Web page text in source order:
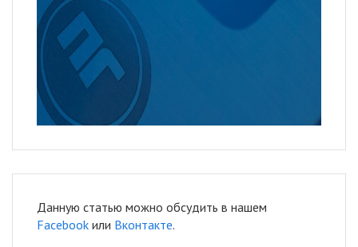
Данную статью можно обсудить в нашем
Facebook или Вконтакте.